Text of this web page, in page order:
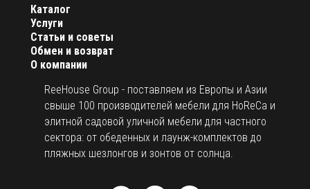
О компании
ReeHouse Group - поставляем из Европы и Азии
свыше 100 производителей мебели для HoReCa и
элитной садовой уличной мебели для частного
сектора: от обеденных и лаунж-комплектов до
пляжных шезлонгов и зонтов от солнца.
Каталог
Услуги
Статьи и советы
Обмен и возврат